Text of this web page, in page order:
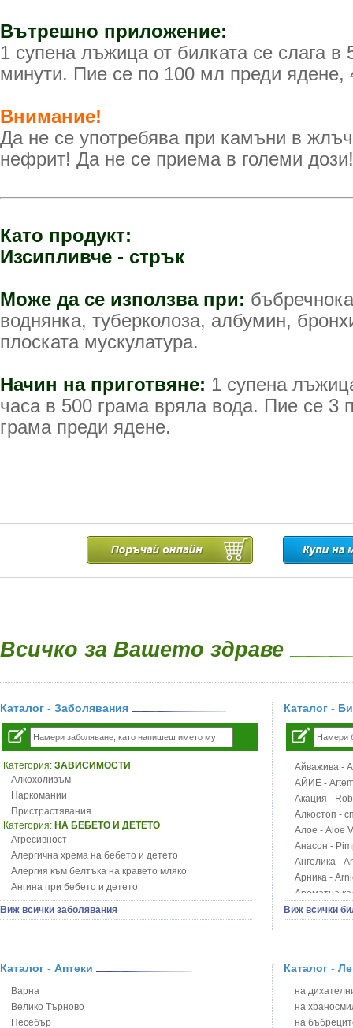
Вътрешно приложение:
1 супена лъжица от билката се слага
минути. Пие се по 100 мл преди ядене,
Внимание!
Да не се употребява при камъни в
нефрит! Да не се приема в големи дози!
Като продукт:
Изсипливче - стрък
Може да се използва при:
воднянка, туберколоза, албумин,
плоската мускулатура.
Начин на приготвяне: 1 супена
часа в 500 грама вряла вода. Пие се 3
грама преди ядене.
Всичко за Вашето здраве
Каталог - Заболявания
Категория: ЗАВИСИМОСТИ
Алкохолизъм
Наркомании
Пристрастявания
Категория: НА БЕБЕТО И ДЕТЕТО
Агресивност
Алергична хрема на бебето и детето
Алергия към белтъка на кравето мляко
Ангина при бебето и детето
Анемия при бебето и детето
Апетит - пълни деца
Бронхиална астма при бебето и детето
Варицела
Висока температура на бебето и детето
Виж всички заболявания
Каталог -
Айважива -
АЙИЕ -
Акация -
Алкостоп -
Алое - Aloe
Анасон -
Ангелика -
Арника -
Ароматна
Арония -
Блатен
Блян
Бобови
Божур -
Виж всички
Каталог - Аптеки
Варна
Велико Търново
Несебър
Каталог -
на
на
на